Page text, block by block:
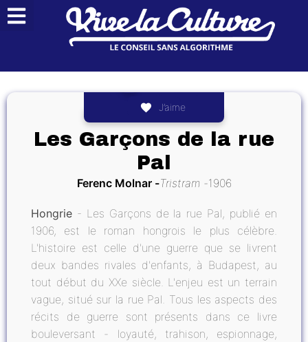
J’aime
Les Garçons de la rue
Pal
Ferenc Molnar Tristram 1906
Hongrie - Les Garçons de la rue Pal, publié en
1906, est le roman hongrois le plus célèbre.
L'histoire est celle d'une guerre que se livrent
deux bandes rivales d'enfants, à Budapest, au
tout début du XXe siècle. L'enjeu est un terrain
vague, situé sur la rue Pal. Tous les aspects des
récits de guerre sont présents dans ce livre
bouleversant - loyauté, trahison, espionnage,